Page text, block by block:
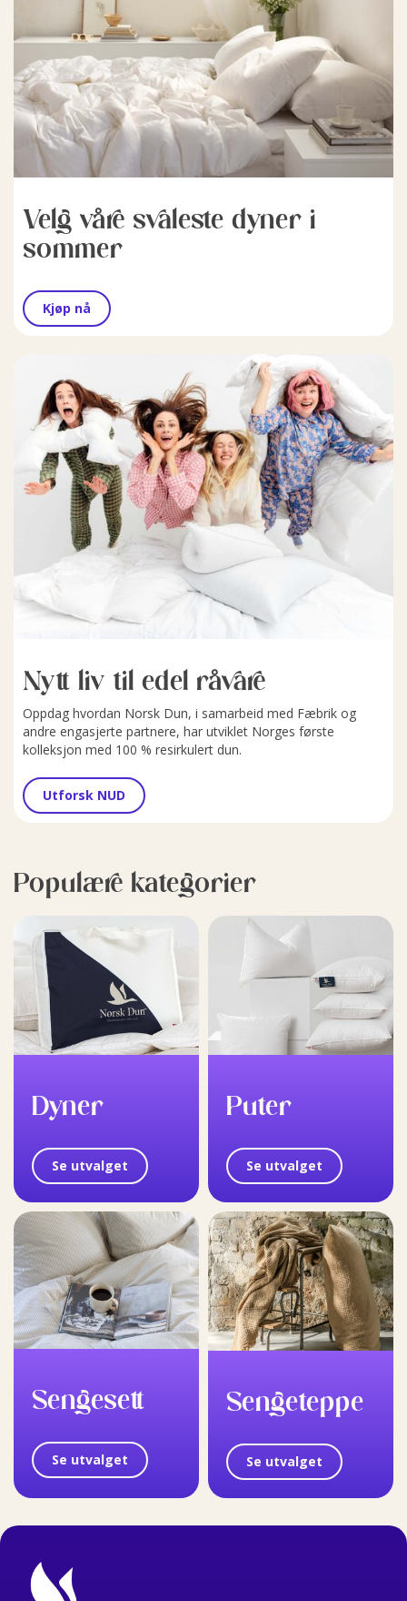
Velg våre svaleste dyner i
sommer
Kjøp nå
Nytt liv til edel råvare
Oppdag hvordan Norsk Dun, i samarbeid med Fæbrik og
andre engasjerte partnere, har utviklet Norges første
kolleksjon med 100 % resirkulert dun.
Utforsk NUD
Populære kategorier
Dyner
Se utvalget
Puter
Se utvalget
Sengesett
Se utvalget
Sengeteppe
Se utvalget